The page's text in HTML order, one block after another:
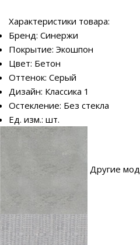
Характеристики товара:
Бренд: Синержи
Покрытие: Экошпон
Цвет: Бетон
Оттенок: Серый
Дизайн: Классика 1
Остекление: Без стекла
Ед. изм.: шт.
Другие